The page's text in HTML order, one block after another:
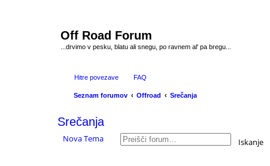
Off Road Forum
...drvimo v pesku, blatu ali snegu, po ravnem al' pa bregu...
Hitre povezave FAQ
Seznam forumov Offroad Srečanja
Srečanja
Nova Tema Iskanje